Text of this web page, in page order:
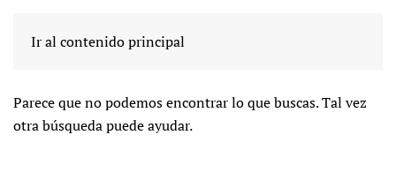
Ir al contenido principal
No se encuentra
Parece que no podemos encontrar lo que buscas. Tal vez
otra búsqueda puede ayudar.